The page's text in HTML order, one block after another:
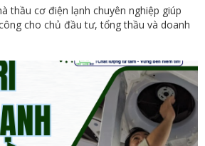
thầu cơ điện lạnh chuyên nghiệp giúp
cho chủ đầu tư, tổng thầu và doanh